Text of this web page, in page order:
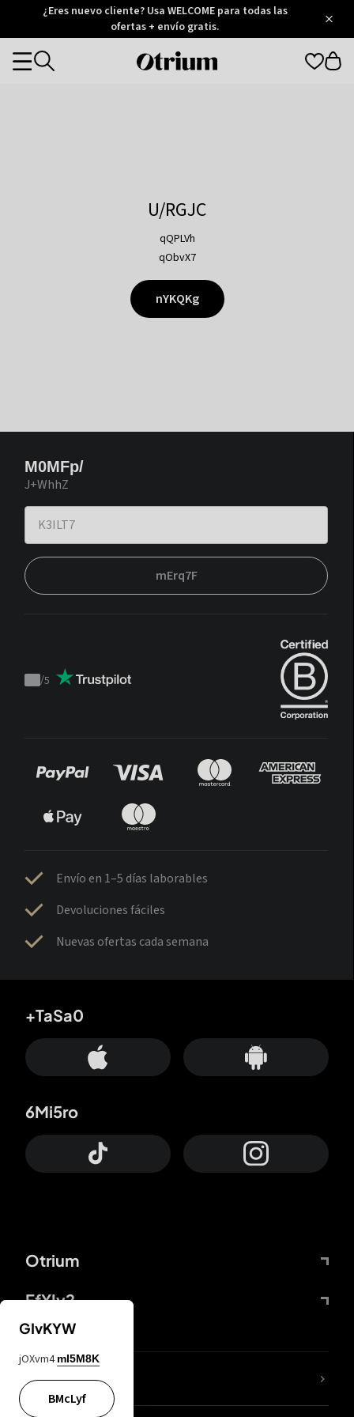
Otrium
Trustpilot
¿Eres nuevo cliente? Usa WELCOME para todas las
ofertas + envío gratis.
Otrium
Categories
U/RGJC
qQPLVh
qObvX7
nYKQKg
M0MFp/
J+WhhZ
mErq7F
Trustpilot
/5
Envío en 1–5 días laborables
Devoluciones fáciles
Nuevas ofertas cada semana
Otrium
FfYIy2
+TaSa0
6Mi5ro
65A04M
GIvKYW
jOXvm4 mI5M8K
BMcLyf